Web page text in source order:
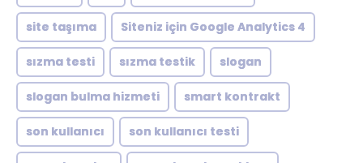
site taşıma Siteniz için Google Analytics 4
sızma testi sızma testik slogan
slogan bulma hizmeti smart kontrakt
son kullanıcı son kullanıcı testi